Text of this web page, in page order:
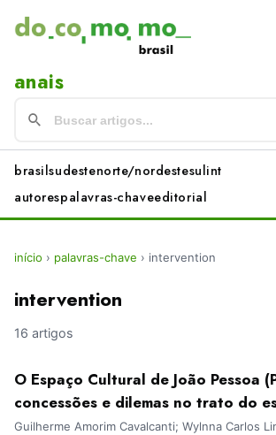
anais
brasilsudestenorte/nordestesulint
autorespalavras-chaveeditorial
início › palavras-chave › intervention
intervention
16 artigos
O Espaço Cultural de João Pessoa
concessões e dilemas no trato do
Guilherme Amorim Cavalcanti; Wylnna Carlos